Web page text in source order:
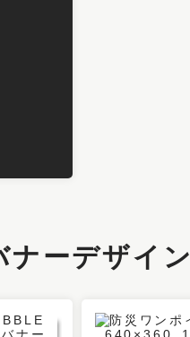
ナーデザイン